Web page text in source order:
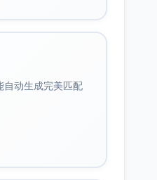
自动生成完美匹配